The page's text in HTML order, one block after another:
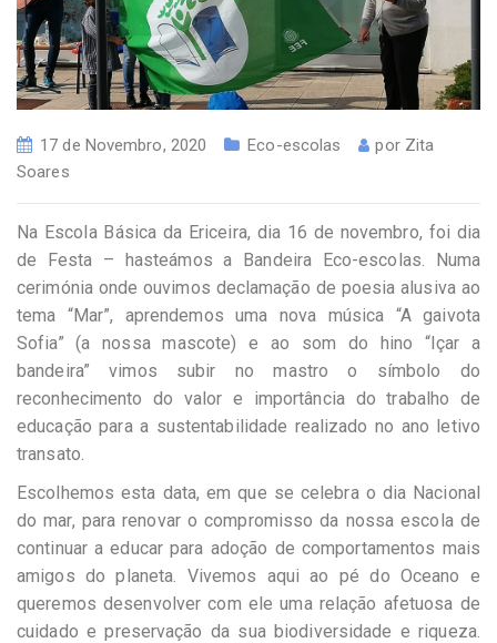
17 de Novembro, 2020 Eco-escolas por Zita
Soares
Na Escola Básica da Ericeira, dia 16 de novembro, foi dia
de Festa – hasteámos a Bandeira Eco-escolas. Numa
cerimónia onde ouvimos declamação de poesia alusiva ao
tema “Mar”, aprendemos uma nova música “A gaivota
Sofia” (a nossa mascote) e ao som do hino “Içar a
bandeira” vimos subir no mastro o símbolo do
reconhecimento do valor e importância do trabalho de
educação para a sustentabilidade realizado no ano letivo
transato.
Escolhemos esta data, em que se celebra o dia Nacional
do mar, para renovar o compromisso da nossa escola de
continuar a educar para adoção de comportamentos mais
amigos do planeta. Vivemos aqui ao pé do Oceano e
queremos desenvolver com ele uma relação afetuosa de
cuidado e preservação da sua biodiversidade e riqueza.